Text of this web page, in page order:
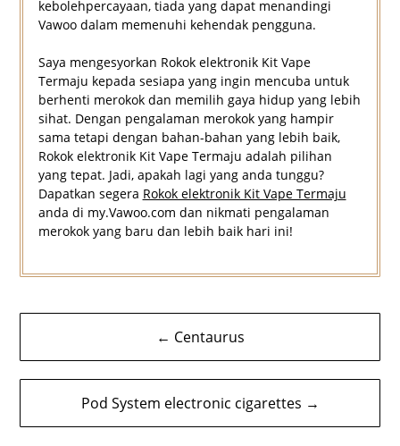
kebolehpercayaan, tiada yang dapat menandingi
Vawoo dalam memenuhi kehendak pengguna.
Saya mengesyorkan Rokok elektronik Kit Vape
Termaju kepada sesiapa yang ingin mencuba untuk
berhenti merokok dan memilih gaya hidup yang lebih
sihat. Dengan pengalaman merokok yang hampir
sama tetapi dengan bahan-bahan yang lebih baik,
Rokok elektronik Kit Vape Termaju adalah pilihan
yang tepat. Jadi, apakah lagi yang anda tunggu?
Dapatkan segera Rokok elektronik Kit Vape Termaju
anda di my.Vawoo.com dan nikmati pengalaman
merokok yang baru dan lebih baik hari ini!
Navigasi
kiriman
← Centaurus
Pod System electronic cigarettes →